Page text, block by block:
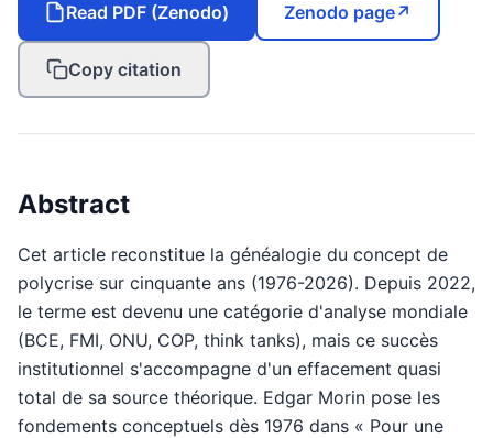
Read PDF (Zenodo) Zenodo page↗
Copy citation
Abstract
Cet article reconstitue la généalogie du concept de
polycrise sur cinquante ans (1976-2026). Depuis 2022,
le terme est devenu une catégorie d'analyse mondiale
(BCE, FMI, ONU, COP, think tanks), mais ce succès
institutionnel s'accompagne d'un effacement quasi
total de sa source théorique. Edgar Morin pose les
fondements conceptuels dès 1976 dans « Pour une